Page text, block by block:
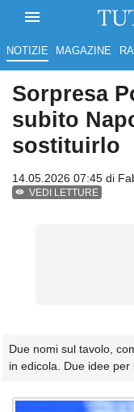
NOTIZIE MAGAZINE
Sorpresa
subito
sostituirlo
14.05.2026 07:45 di
VEDI LETTURE
Due nomi sul tavolo,
in edicola. Due idee